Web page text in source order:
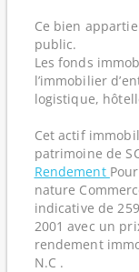
Ce bien
public.
Les fonds
l’immobilier
logistique,
Cet actif
patrimoine de
Rendement
nature
indicative de
2001 avec un
rendement
N.C .